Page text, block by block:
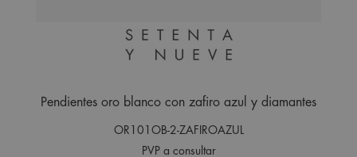
Pendientes oro blanco con zafiro azul y diamantes
OR101OB-2-ZAFIROAZUL
PVP a consultar